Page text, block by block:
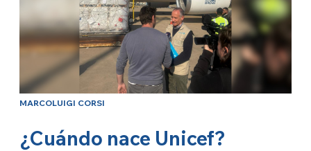
MARCOLUIGI CORSI
¿Cuándo nace Unicef?